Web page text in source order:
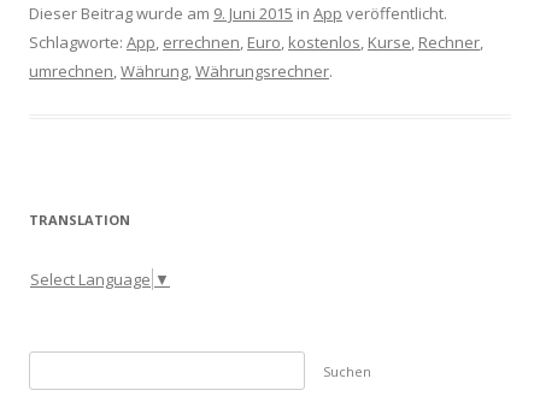
Dieser Beitrag wurde am 9. Juni 2015 in App veröffentlicht.
Schlagworte: App, errechnen, Euro, kostenlos, Kurse, Rechner,
umrechnen,Währung,Währungsrechner.
TRANSLATION
Select Language ▼
u